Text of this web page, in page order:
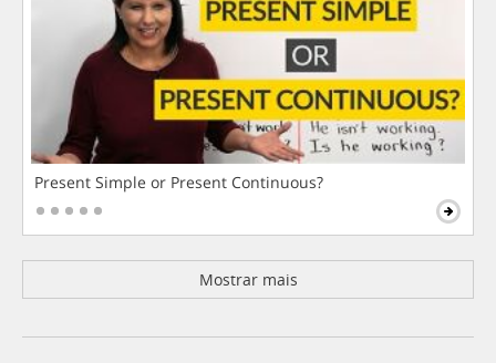
Present Simple or Present Continuous?
Mostrar mais